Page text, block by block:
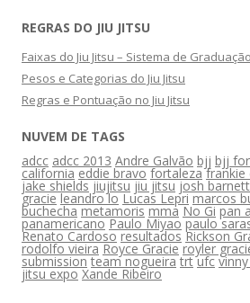
REGRAS DO JIU JITSU
Faixas do Jiu Jitsu – Sistema de Graduação
Pesos e Categorias do Jiu Jitsu
Regras e Pontuação no Jiu Jitsu
NUVEM DE TAGS
adcc adcc 2013 Andre Galvão bjj bjj
california eddie bravo fortaleza frankie
jake shields jiujitsu jiu jitsu josh barnett
gracie leandro lo Lucas Lepri marcos
buchecha metamoris mma No Gi pan
panamericano Paulo Miyao paulo
Renato Cardoso resultados Rickson
rodolfo vieira Royce Gracie royler
submission team nogueira trt ufc
jitsu expo Xande Ribeiro